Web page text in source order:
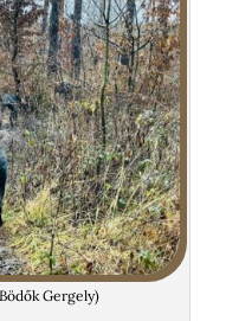
Gergely)